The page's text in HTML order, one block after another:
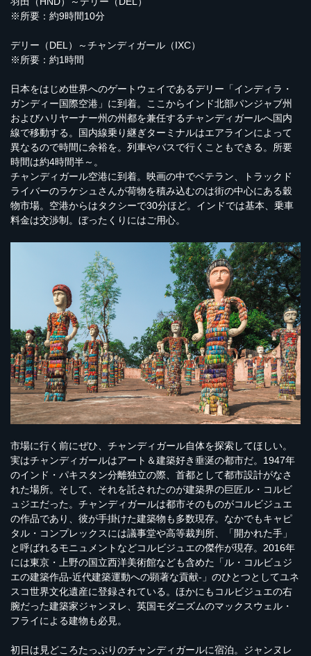
※所要：約9時間10分
デリー（DEL）～チャンディガール（IXC）
※所要：約1時間
日本をはじめ世界へのゲートウェイであるデリー「インディラ・
ガンディー国際空港」に到着。ここからインド北部パンジャブ州
およびハリヤーナー州の州都を兼任するチャンディガールへ国内
線で移動する。国内線乗り継ぎターミナルはエアラインによって
異なるので時間に余裕を。列車やバスで行くこともできる。所要
時間は約4時間半～。
チャンディガール空港に到着。映画の中でベテラン、トラックド
ライバーのラケシュさんが荷物を積み込むのは街の中心にある穀
物市場。空港からはタクシーで30分ほど。インドでは基本、乗車
料金は交渉制。ぼったくりにはご用心。
市場に行く前にぜひ、チャンディガール自体を探索してほしい。
実はチャンディガールはアート＆建築好き垂涎の都市だ。1947年
のインド・パキスタン分離独立の際、首都として都市設計がなさ
れた場所。そして、それを託されたのが建築界の巨匠ル・コルビ
ュジエだった。チャンディガールは都市そのものがコルビジュエ
の作品であり、彼が手掛けた建築物も多数現存。なかでもキャピ
タル・コンプレックスには議事堂や高等裁判所、「開かれた手」
と呼ばれるモニュメントなどコルビジュエの傑作が現存。2016年
には東京・上野の国立西洋美術館なども含めた「ル・コルビュジ
エの建築作品-近代建築運動への顕著な貢献-」のひとつとしてユネ
スコ世界文化遺産に登録されている。ほかにもコルビジュエの右
腕だった建築家ジャンヌレ、英国モダニズムのマックスウェル・
フライによる建物も必見。
初日は見どころたっぷりのチャンディガールに宿泊。ジャンヌレ